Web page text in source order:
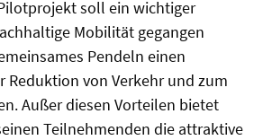
soll ein wichtiger
Mobilität gegangen
Pendeln einen
Reduktion von Verkehr und zum
Außer diesen Vorteilen bietet
Teilnehmenden die attraktive